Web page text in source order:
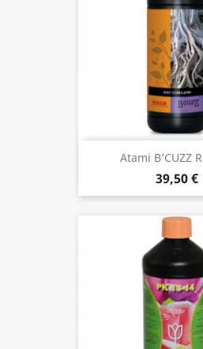
Atami B’CUZZ
39,50 €